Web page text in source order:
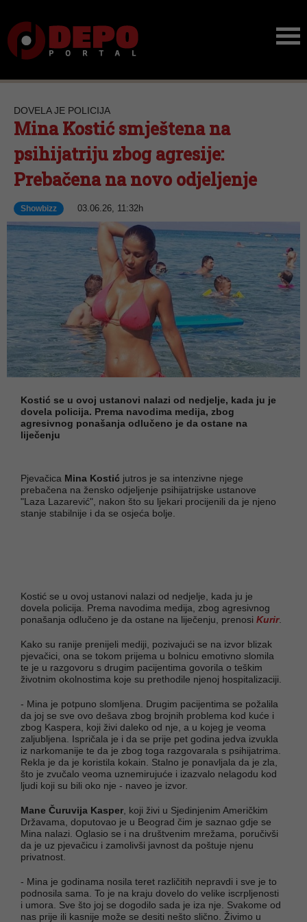
DOVELA JE POLICIJA
Mina Kostić smještena na
psihijatriju zbog agresije:
Prebačena na novo odjeljenje
Showbizz 03.06.26, 11:32h
Kostić se u ovoj ustanovi nalazi od nedjelje, kada ju je
dovela policija. Prema navodima medija, zbog
agresivnog ponašanja odlučeno je da ostane na
liječenju
Pjevačica Mina Kostić jutros je sa intenzivne njege
prebačena na žensko odjeljenje psihijatrijske ustanove
"Laza Lazarević", nakon što su ljekari procijenili da je njeno
stanje stabilnije i da se osjeća bolje.
Kostić se u ovoj ustanovi nalazi od nedjelje, kada ju je
dovela policija. Prema navodima medija, zbog agresivnog
ponašanja odlučeno je da ostane na liječenju, prenosi Kurir.
Kako su ranije prenijeli mediji, pozivajući se na izvor blizak
pjevačici, ona se tokom prijema u bolnicu emotivno slomila
te je u razgovoru s drugim pacijentima govorila o teškim
životnim okolnostima koje su prethodile njenoj hospitalizaciji.
- Mina je potpuno slomljena. Drugim pacijentima se požalila
da joj se sve ovo dešava zbog brojnih problema kod kuće i
zbog Kaspera, koji živi daleko od nje, a u kojeg je veoma
zaljubljena. Ispričala je i da se prije pet godina jedva izvukla
iz narkomanije te da je zbog toga razgovarala s psihijatrima.
Rekla je da je koristila kokain. Stalno je ponavljala da je zla,
što je zvučalo veoma uznemirujuće i izazvalo nelagodu kod
ljudi koji su bili oko nje - naveo je izvor.
Mane Čuruvija Kasper , koji živi u Sjedinjenim Američkim
Državama, doputovao je u Beograd čim je saznao gdje se
Mina nalazi. Oglasio se i na društvenim mrežama, poručivši
da je uz pjevačicu i zamolivši javnost da poštuje njenu
privatnost.
- Mina je godinama nosila teret različitih nepravdi i sve je to
podnosila sama. To je na kraju dovelo do velike iscrpljenosti
i umora. Sve što joj se dogodilo sada je iza nje. Svakome od
nas prije ili kasnije može se desiti nešto slično. Živimo u